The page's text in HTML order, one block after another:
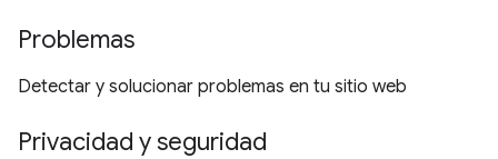
Problemas
Detectar y solucionar problemas en tu sitio web
Privacidad y seguridad